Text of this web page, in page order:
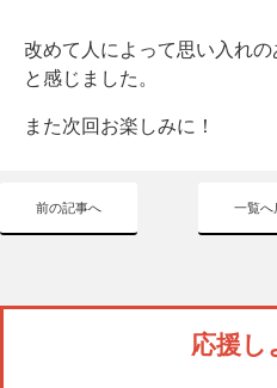
改めて人によって思い入れ
と感じました。
また次回お楽しみに！
前の記事へ 一覧へ
応援し